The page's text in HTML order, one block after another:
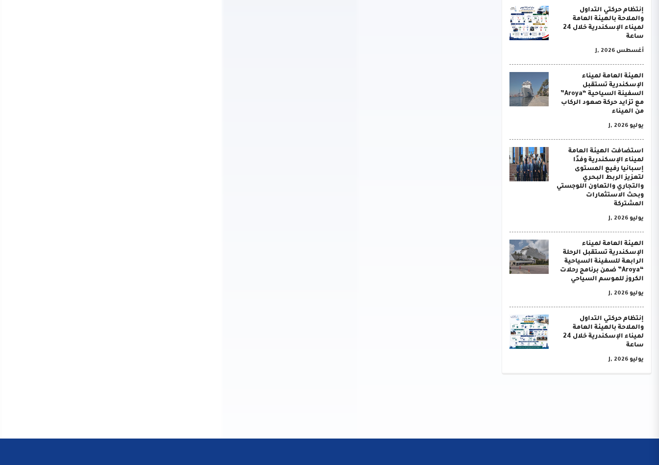
إنتظام حركتي التداول
والملاحة بالهيئة العامة
لميناء الإسكندرية خلال 24
ساعة
أغسطس J, 2026
الهيئة العامة لميناء
الإسكندرية تستقبل
السفينة السياحية “Aroya”
مع تزايد حركة صعود الركاب
من الميناء
يوليو J, 2026
استضافت الهيئة العامة
لميناء الإسكندرية وفدًا
إسبانيا رفيع المستوى
لتعزيز الربط البحري
والتجاري والتعاون اللوجستي
وبحث الاستثمارات
المشتركة
يوليو J, 2026
الهيئة العامة لميناء
الإسكندرية تستقبل الرحلة
الرابعة للسفينة السياحية
“Aroya” ضمن برنامج رحلات
الكروز للموسم السياحي
يوليو J, 2026
إنتظام حركتي التداول
والملاحة بالهيئة العامة
لميناء الإسكندرية خلال 24
ساعة
يوليو J, 2026